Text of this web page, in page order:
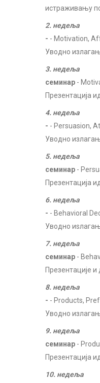
истраживању
2. недеља
- - Motivation,
Уводно
3. недеља
семинар -
Презентација
4. недеља
- - Persuasion,
Уводно
5. недеља
семинар -
Презентација
6. недеља
- - Behavioral
Уводно
7. недеља
семинар -
Презентације
8. недеља
- - Products,
Уводно
9. недеља
семинар -
Презентација
10. недеља